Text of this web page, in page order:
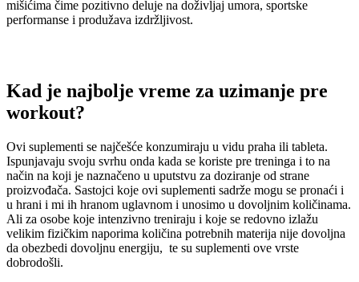
mišićima čime pozitivno deluje na doživljaj umora, sportske
performanse i produžava izdržljivost.
Kad je najbolje vreme za uzimanje pre
workout?
Ovi suplementi se najčešće konzumiraju u vidu praha ili tableta.
Ispunjavaju svoju svrhu onda kada se koriste pre treninga i to na
način na koji je naznačeno u uputstvu za doziranje od strane
proizvođača. Sastojci koje ovi suplementi sadrže mogu se pronaći i
u hrani i mi ih hranom uglavnom i unosimo u dovoljnim količinama.
Ali za osobe koje intenzivno treniraju i koje se redovno izlažu
velikim fizičkim naporima količina potrebnih materija nije dovoljna
da obezbedi dovoljnu energiju, te su suplementi ove vrste
dobrodošli.